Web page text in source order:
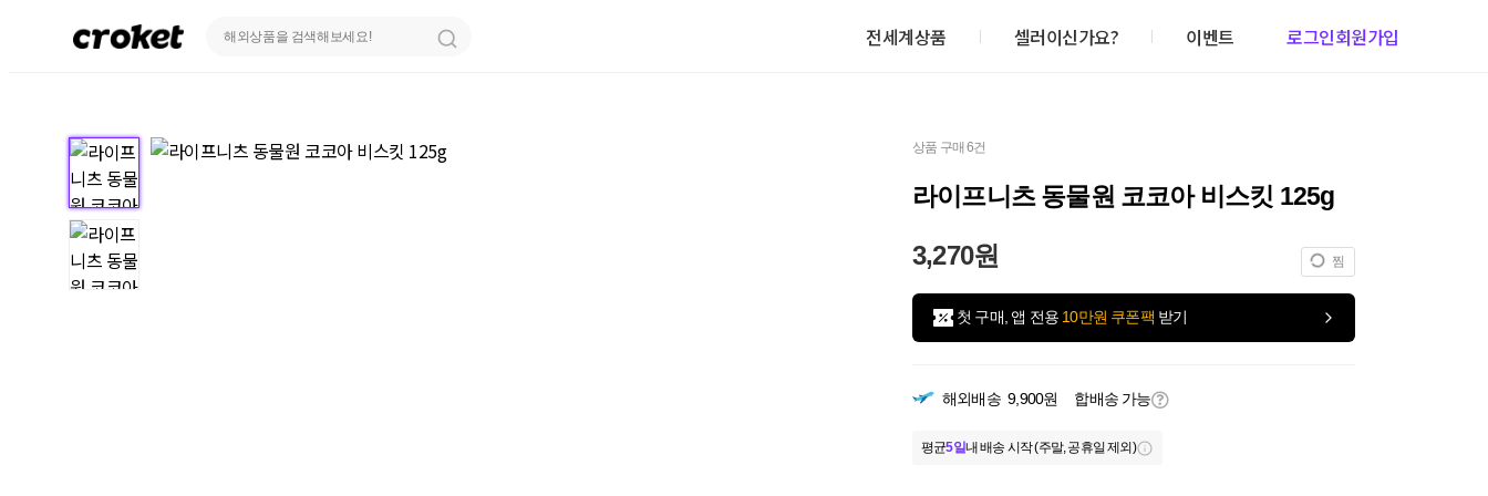
전세계상품 셀러이신가요? 이벤트 로그인회원가입
상품 구매 6건
라이프니츠 동물원 코코아 비스킷 125g
3,270원 찜
첫 구매, 앱 전용 10만원 쿠폰팩 받기
해외배송 9,900원 합배송 가능
평균5일내 배송 시작 (주말, 공휴일 제외)